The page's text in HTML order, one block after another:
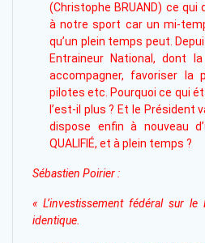
(Christophe BRUAND) ce
à notre sport car un mi-
qu’un plein temps peut.
Entraineur National, dont
accompagner, favoriser la
pilotes etc. Pourquoi ce qui
l’est-il plus ? Et le Président
dispose enfin à nouveau
QUALIFIÉ, et à plein temps ?
Sébastien Poirier :
« L’investissement fédéral sur
identique.